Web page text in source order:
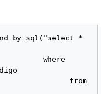
*
where